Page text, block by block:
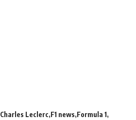
Charles Leclerc F1 news Formula 1